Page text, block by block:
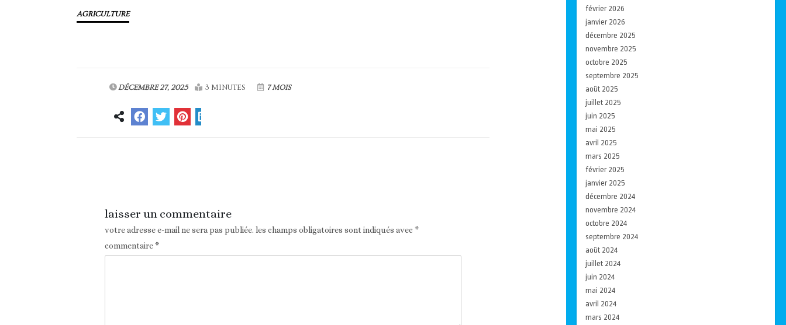
AGRICULTURE
DÉCEMBRE 27, 2025 3 MINUTES 7 MOIS
laisser un commentaire
votre adresse e-mail ne sera pas publiée. les champs obligatoires sont indiqués avec*
commentaire*
février 2026
janvier 2026
décembre 2025
novembre 2025
octobre 2025
septembre 2025
août 2025
juillet 2025
juin 2025
mai 2025
avril 2025
mars 2025
février 2025
janvier 2025
décembre 2024
novembre 2024
octobre 2024
septembre 2024
août 2024
juillet 2024
juin 2024
mai 2024
avril 2024
mars 2024